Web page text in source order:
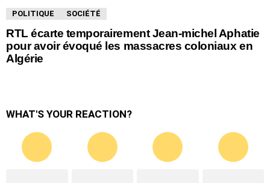
POLITIQUE SOCIÉTÉ
RTL écarte temporairement Jean-michel Aphatie
pour avoir évoqué les massacres coloniaux en
Algérie
WHAT'S YOUR REACTION?